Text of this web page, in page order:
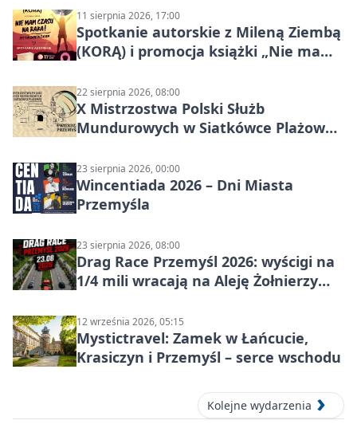
11 sierpnia 2026, 17:00
Spotkanie autorskie z Mileną Ziembą
(KORĄ) i promocja książki „Nie mam
22 sierpnia 2026, 08:00
X Mistrzostwa Polski Służb
Mundurowych w Siatkówce Plażowej
23 sierpnia 2026, 00:00
Wincentiada 2026 – Dni Miasta
Przemyśla
23 sierpnia 2026, 08:00
Drag Race Przemyśl 2026: wyścigi na
1/4 mili wracają na Aleję Żołnierzy
12 września 2026, 05:15
Mystictravel: Zamek w Łańcucie,
Krasiczyn i Przemyśl – serce wschodu
Kolejne wydarzenia